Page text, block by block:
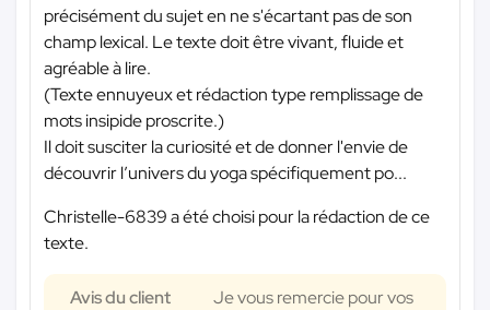
précisément du sujet en ne s'écartant pas de son
champ lexical. Le texte doit être vivant, fluide et
agréable à lire.
(Texte ennuyeux et rédaction type remplissage de
mots insipide proscrite.)
Il doit susciter la curiosité et de donner l'envie de
découvrir l’univers du yoga spécifiquement po...
Christelle-6839 a été choisi pour la rédaction de ce
texte.
Avis du client
Je vous remercie pour vos